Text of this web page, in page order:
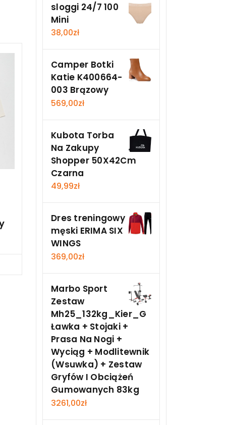
sloggi 24/7 100
Mini
38,00zł
Camper Botki
Katie K400664-
003 Brązowy
569,00zł
Kubota Torba
Na Zakupy
Shopper 50X42Cm
Czarna
49,99zł
Dres treningowy
męski ERIMA SIX
WINGS
369,00zł
Marbo Sport
Zestaw
Mh25_132kg_Kier_G
Ławka + Stojaki +
Prasa Na Nogi +
Wyciąg + Modlitewnik
(Wsuwka) + Zestaw
Gryfów I Obciążeń
Gumowanych 83kg
3261,00zł